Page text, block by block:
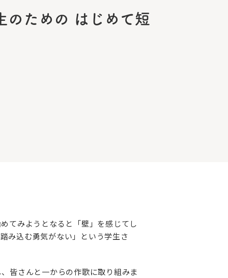
のための はじめて短
てみようとなると「壁」を感じてし
み込む勇気がない」という学生さ
皆さんと一からの作歌に取り組みま